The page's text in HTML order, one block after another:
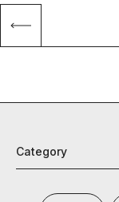
Category